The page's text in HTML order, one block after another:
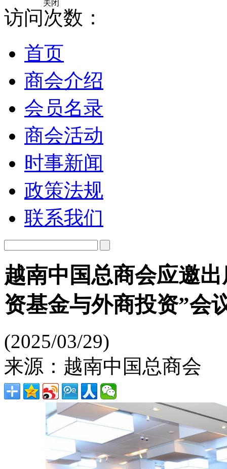
访问次数：
首页
商会介绍
会员名录
商会活动
时事新闻
政策法规
联系我们
越南中国总商会应邀
资基金与外商投资”会
(2025/03/29)
来源：越南中国总商会
关闭